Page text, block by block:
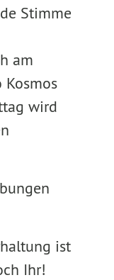
Stimme
am
wird
ist
Ihr!